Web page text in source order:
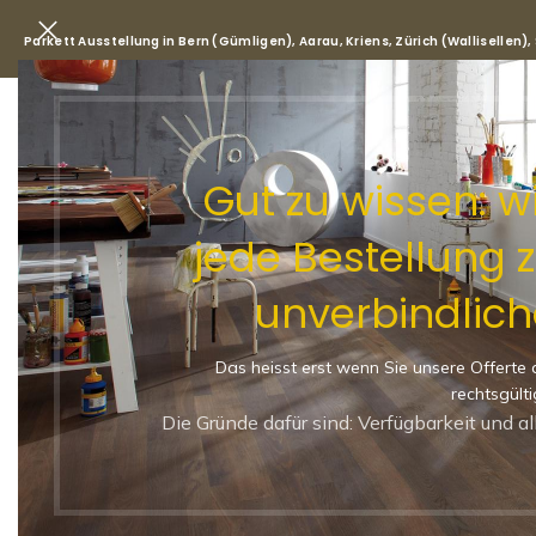
Gut zu wissen:
jede Bestellung
Das heisst erst wenn Sie unsere
Die Gründe dafür sind: Verfügbarkeit und
Parkett Ausstellung in Bern (Gümligen), Aarau, Kriens, Zürich
Start/Shop/Parkett/
Landhausdiele (XXL)
Sortierung*
-29%
LANDHAUSDIELE (XXL)
B-PROTECT **
2100 × 190 × 9.5 MM
25 LEBHAFT